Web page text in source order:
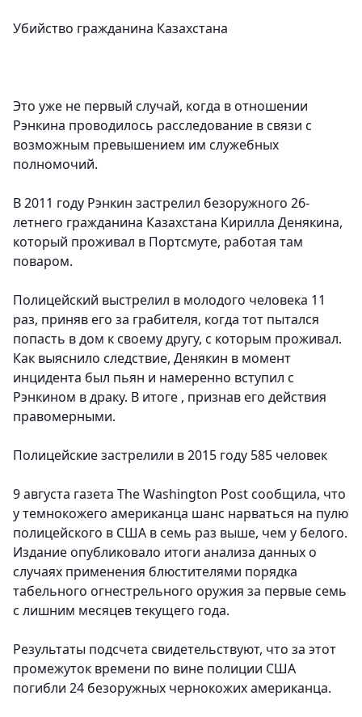
Убийство гражданина Казахстана
Это уже не первый случай, когда в отношении
Рэнкина проводилось расследование в связи с
возможным превышением им служебных
полномочий.
В 2011 году Рэнкин застрелил безоружного 26-
летнего гражданина Казахстана Кирилла Денякина,
который проживал в Портсмуте, работая там
поваром.
Полицейский выстрелил в молодого человека 11
раз, приняв его за грабителя, когда тот пытался
попасть в дом к своему другу, с которым проживал.
Как выяснило следствие, Денякин в момент
инцидента был пьян и намеренно вступил с
Рэнкином в драку. В итоге , признав его действия
правомерными.
Полицейские застрелили в 2015 году 585 человек
9 августа газета The Washington Post сообщила, что
у темнокожего американца шанс нарваться на пулю
полицейского в США в семь раз выше, чем у белого.
Издание опубликовало итоги анализа данных о
случаях применения блюстителями порядка
табельного огнестрельного оружия за первые семь
с лишним месяцев текущего года.
Результаты подсчета свидетельствуют, что за этот
промежуток времени по вине полиции США
погибли 24 безоружных чернокожих американца.